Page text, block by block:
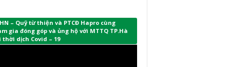
– Quỹ từ thiện và PTCĐ Hapro cùng
gia đóng góp và ủng hộ với MTTQ TP.Hà
thời dịch Covid – 19